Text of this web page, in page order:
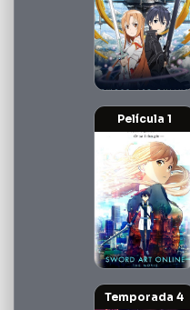
Película 1
Temporada 4